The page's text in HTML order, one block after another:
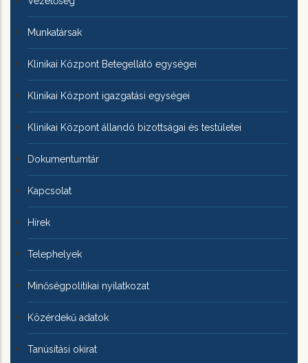
Munkatársak
Klinikai Központ Betegellátó egységei
Klinikai Központ igazgatási egységei
Klinikai Központ állandó bizottságai és testületei
Dokumentumtár
Kapcsolat
Hírek
Telephelyek
Minőségpolitikai nyilatkozat
Közérdekű adatok
Tanúsítási okirat